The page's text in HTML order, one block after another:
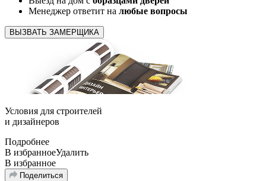
Менеджер ответит на любые вопросы
ВЫЗВАТЬ ЗАМЕРЩИКА
Условия для строителей
и дизайнеров
Подробнее
В избранноеУдалить
В избранное
Поделиться